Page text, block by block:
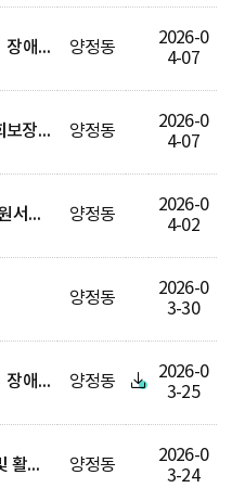
「메트로시티 자산 데시앙」장애인 특별공급 기관추천 대상자 추천 요청(1차 변경) 양정동
2026-0
4-07
2026년 4월 양정동 지역사회보장협의체 정기회의 결과 양정동
2026-0
4-07
다자녀(대자녀)가정 가사지원서비스 양정동
2026-0
4-02
양정동
2026-0
3-30
「메트로시티 자산 데시앙」장애인 특별공급 기관추천 대상자 모집 양정동
2026-0
3-25
모바일 장애인등록증 발급 및 활성화 홍보 양정동
2026-0
3-24